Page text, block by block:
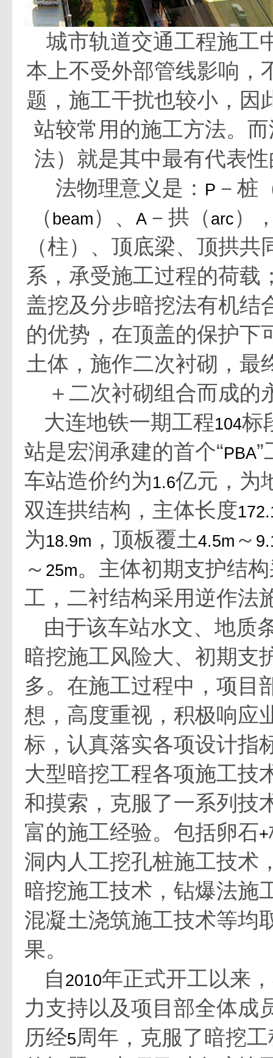
城市轨道交通工程施工
本上不受外部管线影响，
题，施工干扰也较小，因
站较常用的施工方法。而
法）就是其中最有代表性
法物理意义是： P －桩
（ beam ）、 A －拱（ arc ）
（柱）、顶底梁、顶拱
系，承受施工过程的荷载
盖挖及分步暗挖法有机结
的优势，在顶盖的保护下
土体，施作二次衬砌，最
＋二次衬砌组合而成的
大连地铁一期工程104标
站是宏润承建的首个“PBA”
车站造价约为1.6亿元，为
双连拱结构，主体长度
为18.9m ，顶板覆土4.5m ～
～ 25m。主体初期支护结构
工，二衬结构采用逆作法
由于该车站水文、地质
暗挖施工风险大、初期支
多。在施工过程中，项目
想，高度重视，积极响应
标，认真落实各项设计指
大型暗挖工程各项施工技
和摸索，克服了一系列技
富的施工经验。包括卵石+
洞内人工挖孔桩施工技术
暗挖施工技术，钻爆法施
混凝土浇筑施工技术等均
果。
自 2010年正式开工以来
力支持以及项目部全体成
历经5周年，克服了暗挖